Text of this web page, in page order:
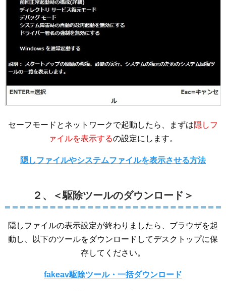
セーフモードとネットワークで起動したら、まずは隠しフ
ァイルを表示するの設定にします。
隠しファイルやシステムファイルを表示させる方法
２、＜駆除ツールのダウンロード＞
隠しファイルの表示設定が終わりましたら、ブラウザを起
動し、以下のツールをダウンロードしてデスクトップに保
存してください。
fakeav駆除ツール・一括ダウンロード